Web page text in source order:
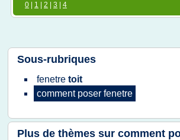
0
1 2 3 4
Sous-rubriques
fenetre toit
comment poser fenetre
Plus de thèmes sur comment